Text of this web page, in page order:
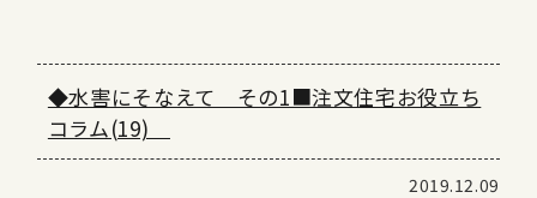
◆水害にそなえて その1■注文住宅お役立ち
コラム(19)
2019.12.09